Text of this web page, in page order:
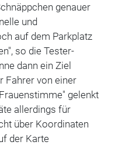
genauer
und
auf dem Parkplatz
so die Tester-
dann ein Ziel
Fahrer von einer
gelenkt
allerdings für
über Koordinaten
der Karte